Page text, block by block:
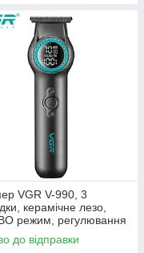
VGR V-990, 3
керамічне лезо,
режим, регулювання
7000-8000 RPM,
LED display
до відправки